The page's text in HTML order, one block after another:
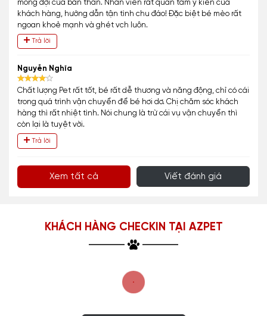
mong đợi của bản thân. Nhân viên rất quan tâm ý kiến của
khách hàng, hướng dẫn tận tình chu đáo! Đặc biệt bé mèo rất
ngoan khoẻ mạnh và ghét vch luôn.
Trả lời
Nguyễn Nghĩa
Chất lượng Pet rất tốt, bé rất dễ thương và năng động, chỉ có cái
trong quá trình vận chuyển để bé hơi dơ. Chị chăm sóc khách
hàng thì rất nhiệt tình. Nói chung là trừ cái vụ vận chuyển thì
còn lại là tuyệt vời.
Trả lời
Xem tất cả Viết đánh giá
KHÁCH HÀNG CHECKIN TẠI AZPET